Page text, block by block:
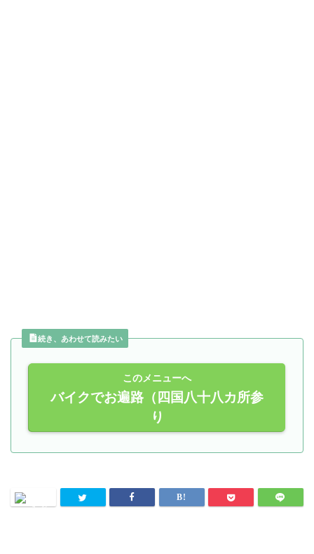
続き、あわせて読みたい
このメニューへ
バイクでお遍路（四国八十八カ所参
り